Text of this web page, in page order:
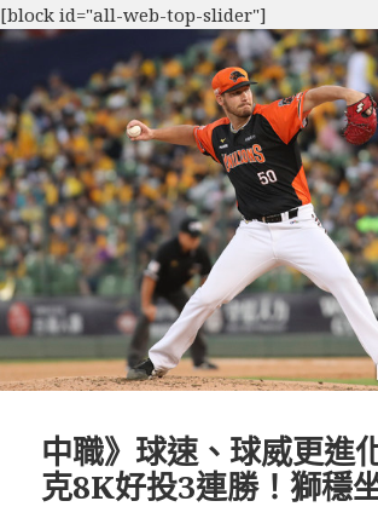
[block id="all-web-top-slider"]
中職》球速、球威更
克8K好投3連勝！獅穩